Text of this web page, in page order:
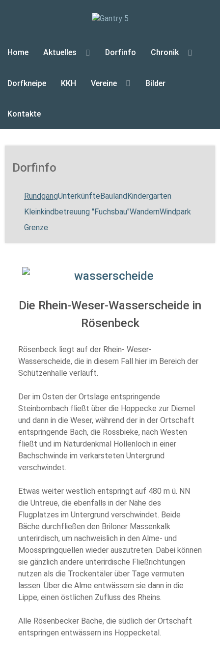
Home Aktuelles Dorfinfo Chronik
Dorfkneipe KKH Vereine Bilder
Kontakte
Dorfinfo
RundgangUnterkünfteBaulandKindergarten
Kleinkindbetreuung "Fuchsbau"WandernWindpark
Grenze
Die Rhein-Weser-Wasserscheide in
Rösenbeck
Rösenbeck liegt auf der Rhein- Weser-
Wasserscheide, die in diesem Fall hier im Bereich der
Schützenhalle verläuft.
Der im Osten der Ortslage entspringende
Steinbornbach fließt über die Hoppecke zur Diemel
und dann in die Weser, während der in der Ortschaft
entspringende Bach, die Rossbieke, nach Westen
fließt und im Naturdenkmal Hollenloch in einer
Bachschwinde im verkarsteten Untergrund
verschwindet.
Etwas weiter westlich entspringt auf 480 m ü. NN
die Untreue, die ebenfalls in der Nähe des
Flugplatzes im Untergrund verschwindet. Beide
Bäche durchfließen den Briloner Massenkalk
unterirdisch, um nachweislich in den Alme- und
Moosspringquellen wieder auszutreten. Dabei können
sie gänzlich andere unterirdische Fließrichtungen
nutzen als die Trockentäler über Tage vermuten
lassen. Über die Alme entwässern sie dann in die
Lippe, einen östlichen Zufluss des Rheins.
Alle Rösenbecker Bäche, die südlich der Ortschaft
entspringen entwässern ins Hoppecketal.